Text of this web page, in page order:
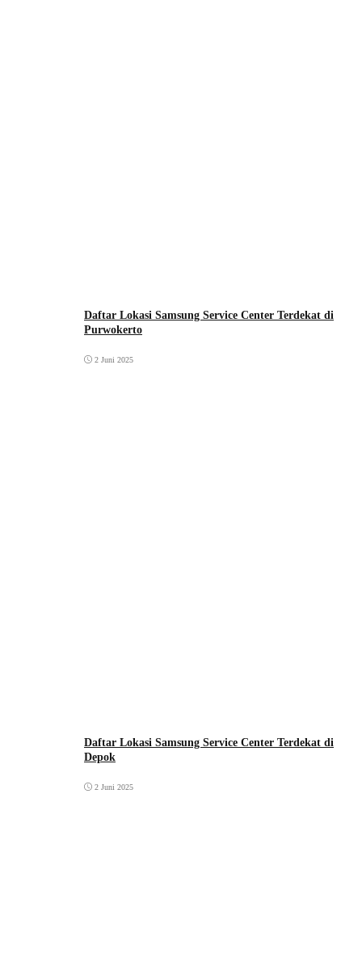
Daftar Lokasi Samsung Service Center Terdekat di
Purwokerto
2 Juni 2025
Daftar Lokasi Samsung Service Center Terdekat di
Depok
2 Juni 2025